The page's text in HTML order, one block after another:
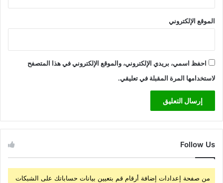
الموقع الإلكتروني
احفظ اسمي، بريدي الإلكتروني، والموقع الإلكتروني في هذا المتصفح
لاستخدامها المرة المقبلة في تعليقي.
Follow Us
من صفحة إعدادات إضافة أرقام قم بتعيين بيانات حساباتك على الشبكات